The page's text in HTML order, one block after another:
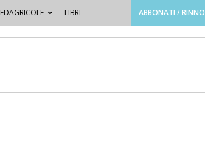
EDAGRICOLE LIBRI ABBONATI /